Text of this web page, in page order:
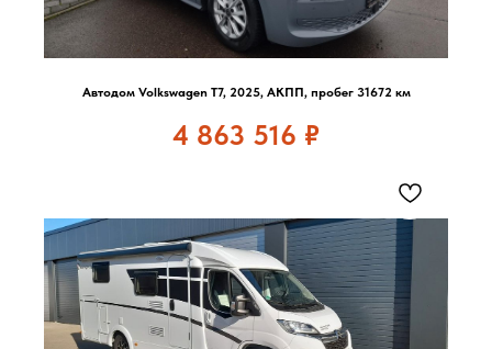
Автодом Volkswagen T7, 2025, АКПП, пробег 31672 км
4 863 516 ₽